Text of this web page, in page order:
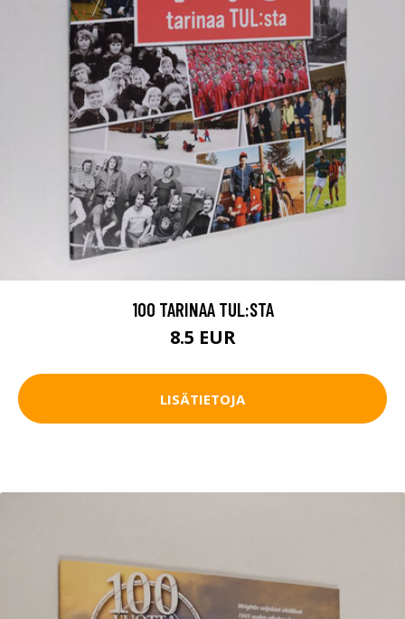
100 TARINAA TUL:STA
8.5 EUR
LISÄTIETOJA